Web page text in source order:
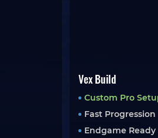
Vex Build
Custom Pro
Fast Progression
Endgame Ready